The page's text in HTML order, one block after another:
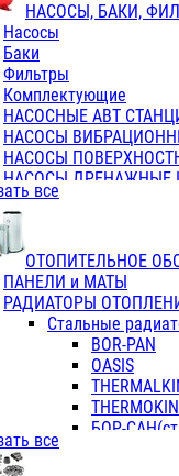
ТРОЙНИКИ
ТРОЙНИКИ С
КОЛЬЦА
ТРУБЫ НАПОРНЫЕ
ТРУБЫ
ТРУБЫ
НАСОСЫ, БАКИ,
Насосы
Баки
Фильтры
Комплектующие
НАСОСНЫЕ АВТ
НАСОСЫ
НАСОСЫ
НАСОСЫ ДРЕНАЖНЫЕ
НАСОСЫ ПОВЫСИТ и
НАСОСЫ СКВАЖИННЫЕ
все
ОТОПИТЕЛЬНОЕ
ПАНЕЛИ и МАТЫ
РАДИАТОРЫ
Стальные
BOR-PAN
OASIS
БОР-
все